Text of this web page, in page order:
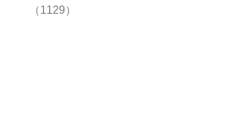
（1129）